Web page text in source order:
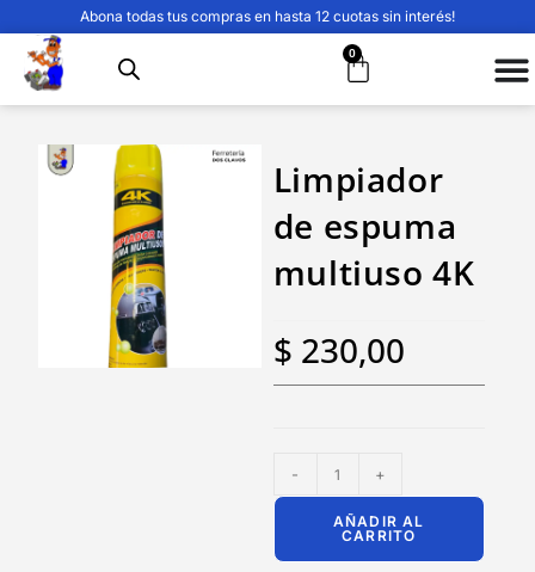
Abona todas tus compras en hasta 12 cuotas sin interés!
0
Limpiador
de espuma
multiuso 4K
$ 230,00
- +
AÑADIR AL
CARRITO